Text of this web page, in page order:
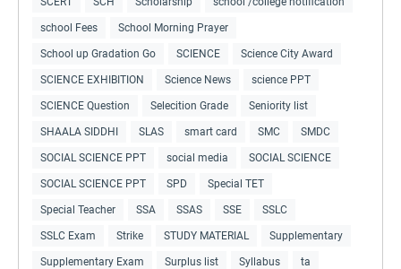
school Fees School Morning Prayer
School up Gradation Go SCIENCE Science City Award
SCIENCE EXHIBITION Science News science PPT
SCIENCE Question Selecition Grade Seniority list
SHAALA SIDDHI SLAS smart card SMC SMDC
SOCIAL SCIENCE PPT social media SOCIAL SCIENCE
SOCIAL SCIENCE PPT SPD Special TET
Special Teacher SSA SSAS SSE SSLC
SSLC Exam Strike STUDY MATERIAL Supplementary
Supplementary Exam Surplus list Syllabus ta